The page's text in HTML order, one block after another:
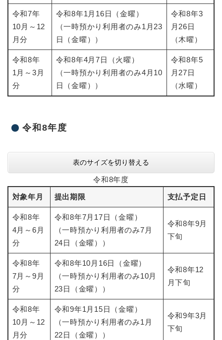
令和7年
10月～12
月分
令和8年1月16日（金曜）
（一時預かり利用者のみ1月23
日（金曜））
令和8年3
月26日
（木曜）
令和8年
1月～3月
分
令和8年4月7日（火曜）
（一時預かり利用者のみ4月10
日（金曜））
令和8年5
月27日
（水曜）
令和8年度
表のサイズを切り替える
令和8年度
対象年月 提出期限 支払予定日
令和8年
4月～6月
分
令和8年7月17日（金曜）
（一時預かり利用者のみ7月
24日（金曜））
令和8年9月
下旬
令和8年
7月～9月
分
令和8年10月16日（金曜）
（一時預かり利用者のみ10月
23日（金曜））
令和8年12
月下旬
令和8年
10月～12
月分
令和9年1月15日（金曜）
（一時預かり利用者のみ1月
22日（金曜））
令和9年3月
下旬